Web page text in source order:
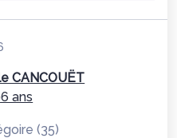
CANCOUËT
ans
(35)